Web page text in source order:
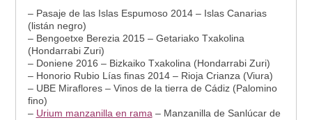
– Pasaje de las Islas Espumoso 2014 – Islas Canarias
(listán negro)
– Bengoetxe Berezia 2015 – Getariako Txakolina
(Hondarrabi Zuri)
– Doniene 2016 – Bizkaiko Txakolina (Hondarrabi Zuri)
– Honorio Rubio Lías finas 2014 – Rioja Crianza (Viura)
– UBE Miraflores – Vinos de la tierra de Cádiz (Palomino
fino)
– Urium manzanilla en rama – Manzanilla de Sanlúcar de